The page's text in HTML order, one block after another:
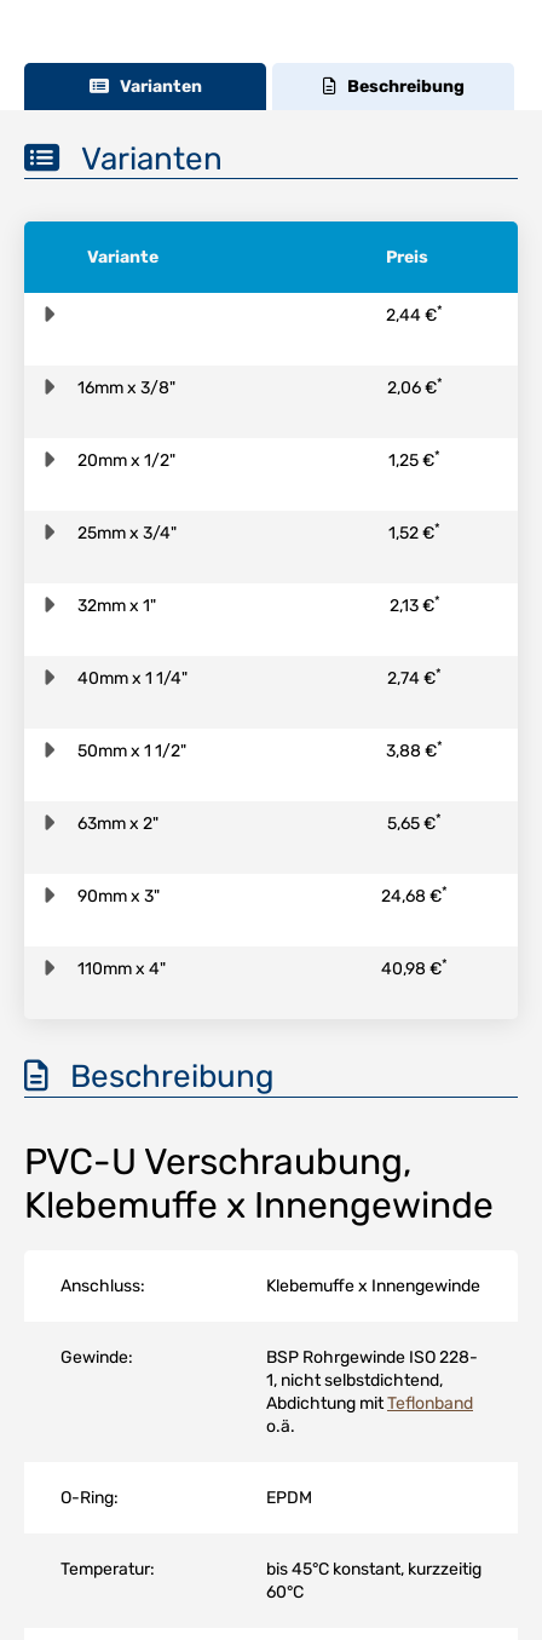
Varianten Beschreibung
Varianten
Variante Preis
2,44 €*
16mm x 3/8" 2,06 €*
20mm x 1/2" 1,25 €*
25mm x 3/4" 1,52 €*
32mm x 1" 2,13 €*
40mm x 1 1/4" 2,74 €*
50mm x 1 1/2" 3,88 €*
63mm x 2" 5,65 €*
90mm x 3" 24,68 €*
110mm x 4" 40,98 €*
Beschreibung
PVC-U Verschraubung,
Klebemuffe x Innengewinde
Anschluss: Klebemuffe x Innengewinde
Gewinde:
BSP Rohrgewinde ISO 228-
1, nicht selbstdichtend,
Abdichtung mitTeflonband
o.ä.
O-Ring: EPDM
Temperatur:
bis 45°C konstant, kurzzeitig
60°C